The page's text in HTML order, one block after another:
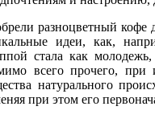
разноцветный
идеи, как,
стала как
всего прочего, при
натурального
при этом его